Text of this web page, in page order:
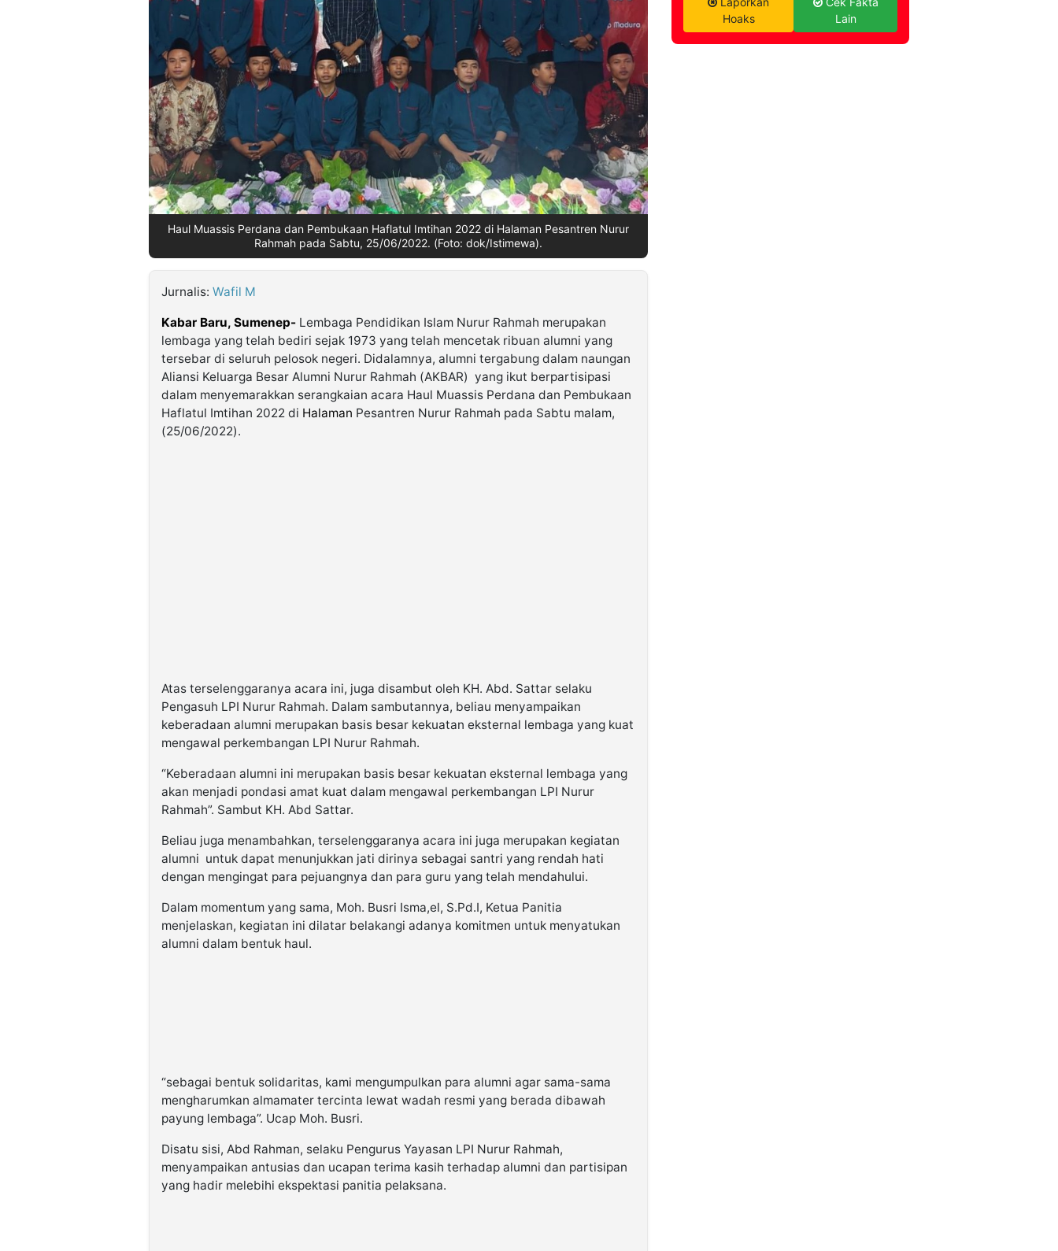
Haul Muassis Perdana dan Pembukaan Haflatul Imtihan 2022 di Halaman Pesantren Nurur
Rahmah pada Sabtu, 25/06/2022. (Foto: dok/Istimewa).
Jurnalis: Wafil M
Kabar Baru, Sumenep- Lembaga Pendidikan Islam Nurur Rahmah merupakan
lembaga yang telah bediri sejak 1973 yang telah mencetak ribuan alumni yang
tersebar di seluruh pelosok negeri. Didalamnya, alumni tergabung dalam naungan
Aliansi Keluarga Besar Alumni Nurur Rahmah (AKBAR) yang ikut berpartisipasi
dalam menyemarakkan serangkaian acara Haul Muassis Perdana dan Pembukaan
Haflatul Imtihan 2022 di Halaman Pesantren Nurur Rahmah pada Sabtu malam,
(25/06/2022).
Atas terselenggaranya acara ini, juga disambut oleh KH. Abd. Sattar selaku
Pengasuh LPI Nurur Rahmah. Dalam sambutannya, beliau menyampaikan
keberadaan alumni merupakan basis besar kekuatan eksternal lembaga yang kuat
mengawal perkembangan LPI Nurur Rahmah.
“Keberadaan alumni ini merupakan basis besar kekuatan eksternal lembaga yang
akan menjadi pondasi amat kuat dalam mengawal perkembangan LPI Nurur
Rahmah”. Sambut KH. Abd Sattar.
Beliau juga menambahkan, terselenggaranya acara ini juga merupakan kegiatan
alumni untuk dapat menunjukkan jati dirinya sebagai santri yang rendah hati
dengan mengingat para pejuangnya dan para guru yang telah mendahului.
Dalam momentum yang sama, Moh. Busri Isma,el, S.Pd.I, Ketua Panitia
menjelaskan, kegiatan ini dilatar belakangi adanya komitmen untuk menyatukan
alumni dalam bentuk haul.
“sebagai bentuk solidaritas, kami mengumpulkan para alumni agar sama-sama
mengharumkan almamater tercinta lewat wadah resmi yang berada dibawah
payung lembaga”. Ucap Moh. Busri.
Disatu sisi, Abd Rahman, selaku Pengurus Yayasan LPI Nurur Rahmah,
menyampaikan antusias dan ucapan terima kasih terhadap alumni dan partisipan
yang hadir melebihi ekspektasi panitia pelaksana.
Hoaks
Lain